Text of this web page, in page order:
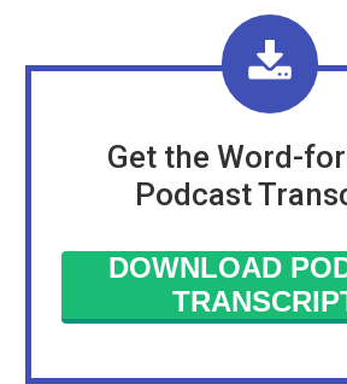
Get the Word-
Podcast
DOWNLOAD